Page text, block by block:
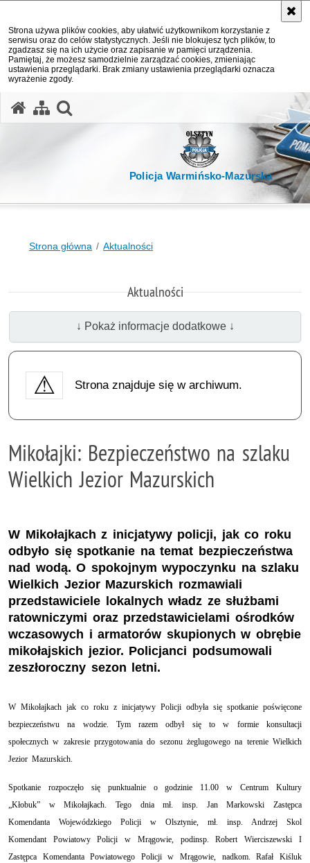
Strona używa plików cookies, aby ułatwić użytkownikom korzystanie z
serwisu oraz do celów statystycznych. Jeśli nie blokujesz tych plików, to
zgadzasz się na ich użycie oraz zapisanie w pamięci urządzenia.
Pamiętaj, że możesz samodzielnie zarządzać cookies, zmieniając
ustawienia przeglądarki. Brak zmiany ustawienia przeglądarki oznacza
wyrażenie zgody.
Policja Warmińsko-Mazurska
Strona główna Aktualności
Aktualności
↓ Pokaż informacje dodatkowe ↓
Strona znajduje się w archiwum.
Mikołajki: Bezpieczeństwo na szlaku
Wielkich Jezior Mazurskich
W Mikołajkach z inicjatywy policji, jak co roku
odbyło się spotkanie na temat bezpieczeństwa
nad wodą. O spokojnym wypoczynku na szlaku
Wielkich Jezior Mazurskich rozmawiali
przedstawiciele lokalnych władz ze służbami
ratowniczymi oraz przedstawicielami ośrodków
wczasowych i armatorów skupionych w obrębie
mikołajskich jezior. Policjanci podsumowali
zeszłoroczny sezon letni.
W Mikołajkach jak co roku z inicjatywy Policji odbyła się spotkanie poświęcone
bezpieczeństwu na wodzie. Tym razem odbył się to w formie konsultacji
społecznych w zakresie przygotowania do sezonu żeglugowego na terenie Wielkich
Jezior Mazurskich.
Spotkanie rozpoczęło się punktualnie o godzinie 11.00 w Centrum Kultury
„Kłobuk” w Mikołajkach. Tego dnia mł. insp. Jan Markowski Zastępca
Komendanta Wojewódzkiego Policji w Olsztynie, mł. insp. Andrzej Skol
Komendant Powiatowy Policji w Mrągowie, podinsp. Robert Wierciszewski I
Zastępca Komendanta Powiatowego Policji w Mrągowie, nadkom. Rafał Kiśluk